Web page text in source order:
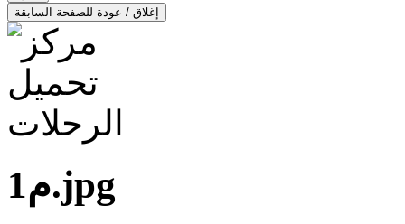
إغلاق / عودة للصفحة السابقة
م1.jpg